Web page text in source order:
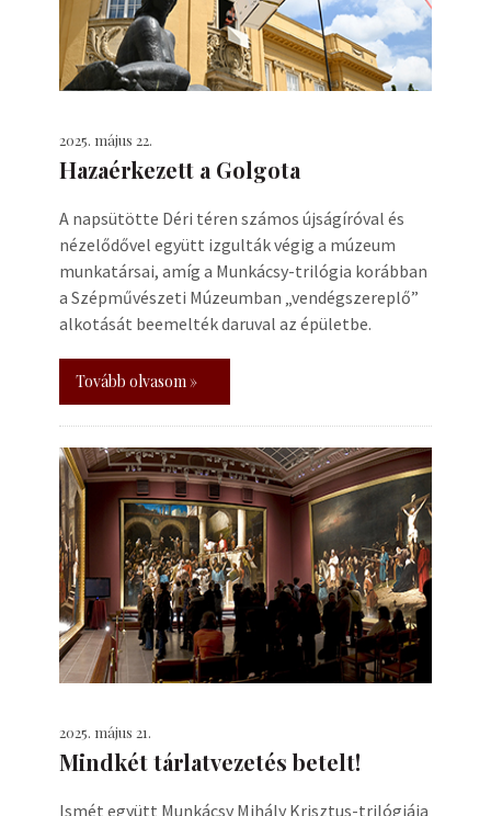
2025. május 22.
Hazaérkezett a Golgota
A napsütötte Déri téren számos újságíróval és
nézelődővel együtt izgulták végig a múzeum
munkatársai, amíg a Munkácsy-trilógia korábban
a Szépművészeti Múzeumban „vendégszereplő”
alkotását beemelték daruval az épületbe.
Tovább olvasom »
2025. május 21.
Mindkét tárlatvezetés betelt!
Ismét együtt Munkácsy Mihály Krisztus-trilógiája